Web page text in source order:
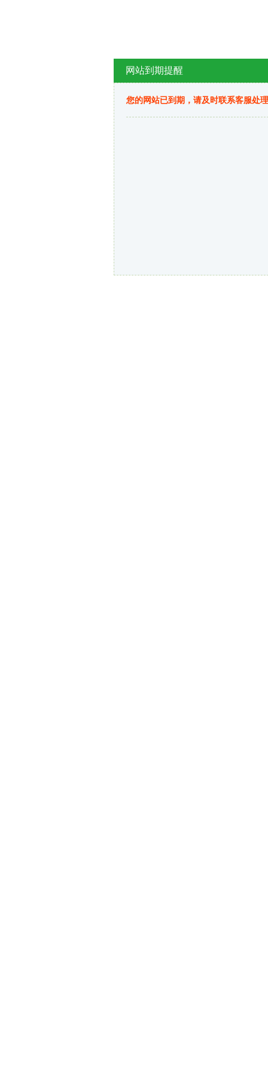
网站到期提醒
您的网站已到期，请及时联系客服处理